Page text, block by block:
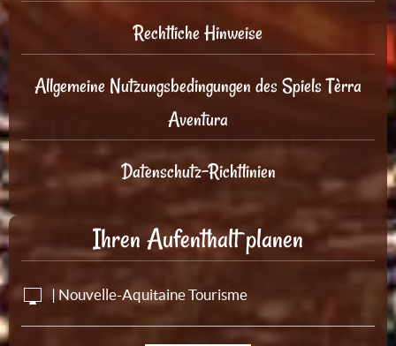
Rechtliche Hinweise
Allgemeine Nutzungsbedingungen des Spiels Tèrra
Aventura
Datenschutz-Richtlinien
Ihren Aufenthalt planen
| Nouvelle-Aquitaine Tourisme